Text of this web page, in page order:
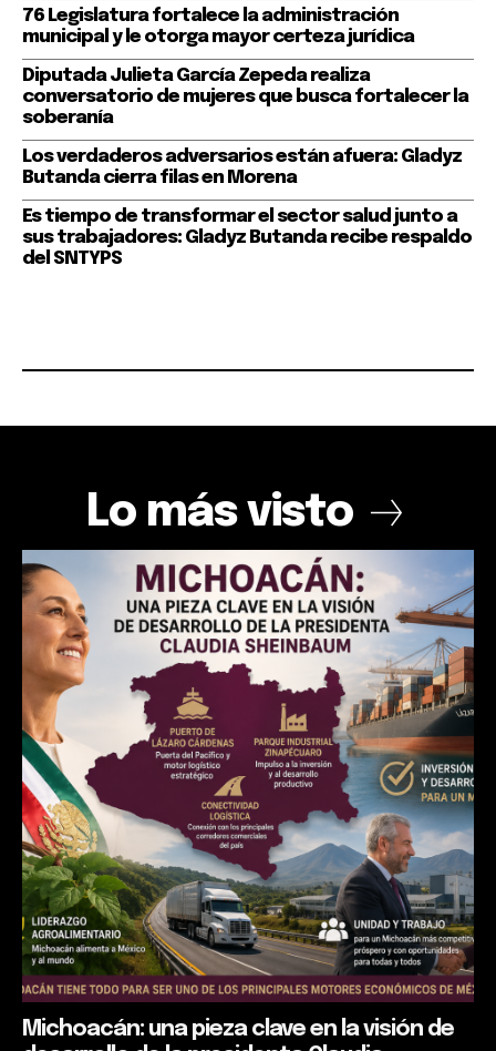
76 Legislatura fortalece la administración
municipal y le otorga mayor certeza jurídica
Diputada Julieta García Zepeda realiza
conversatorio de mujeres que busca fortalecer la
soberanía
Los verdaderos adversarios están afuera: Gladyz
Butanda cierra filas en Morena
Es tiempo de transformar el sector salud junto a
sus trabajadores: Gladyz Butanda recibe respaldo
del SNTYPS
Lo más visto
Michoacán: una pieza clave en la visión de